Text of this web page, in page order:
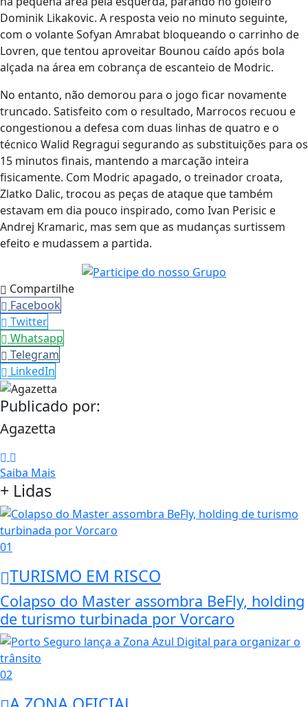
Dominik Likakovic. A resposta veio no minuto seguinte,
com o volante Sofyan Amrabat bloqueando o carrinho de
Lovren, que tentou aproveitar Bounou caído após bola
alçada na área em cobrança de escanteio de Modric.
No entanto, não demorou para o jogo ficar novamente
truncado. Satisfeito com o resultado, Marrocos recuou e
congestionou a defesa com duas linhas de quatro e o
técnico Walid Regragui segurando as substituições para os
15 minutos finais, mantendo a marcação inteira
fisicamente. Com Modric apagado, o treinador croata,
Zlatko Dalic, trocou as peças de ataque que também
estavam em dia pouco inspirado, como Ivan Perisic e
Andrej Kramaric, mas sem que as mudanças surtissem
efeito e mudassem a partida.
Compartilhe
Facebook
Twitter
Whatsapp
Telegram
LinkedIn
Publicado por:
Agazetta
Saiba Mais
+ Lidas
01
TURISMO EM RISCO
Colapso do Master assombra BeFly, holding
de turismo turbinada por Vorcaro
02